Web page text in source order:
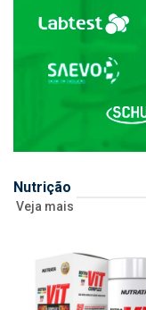
Nutrição
Veja mais